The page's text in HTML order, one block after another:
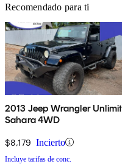
Recomendado para ti
2013 Jeep Wrangler
Sahara 4WD
$8,179 Incierto
Incluye tarifas de conc.